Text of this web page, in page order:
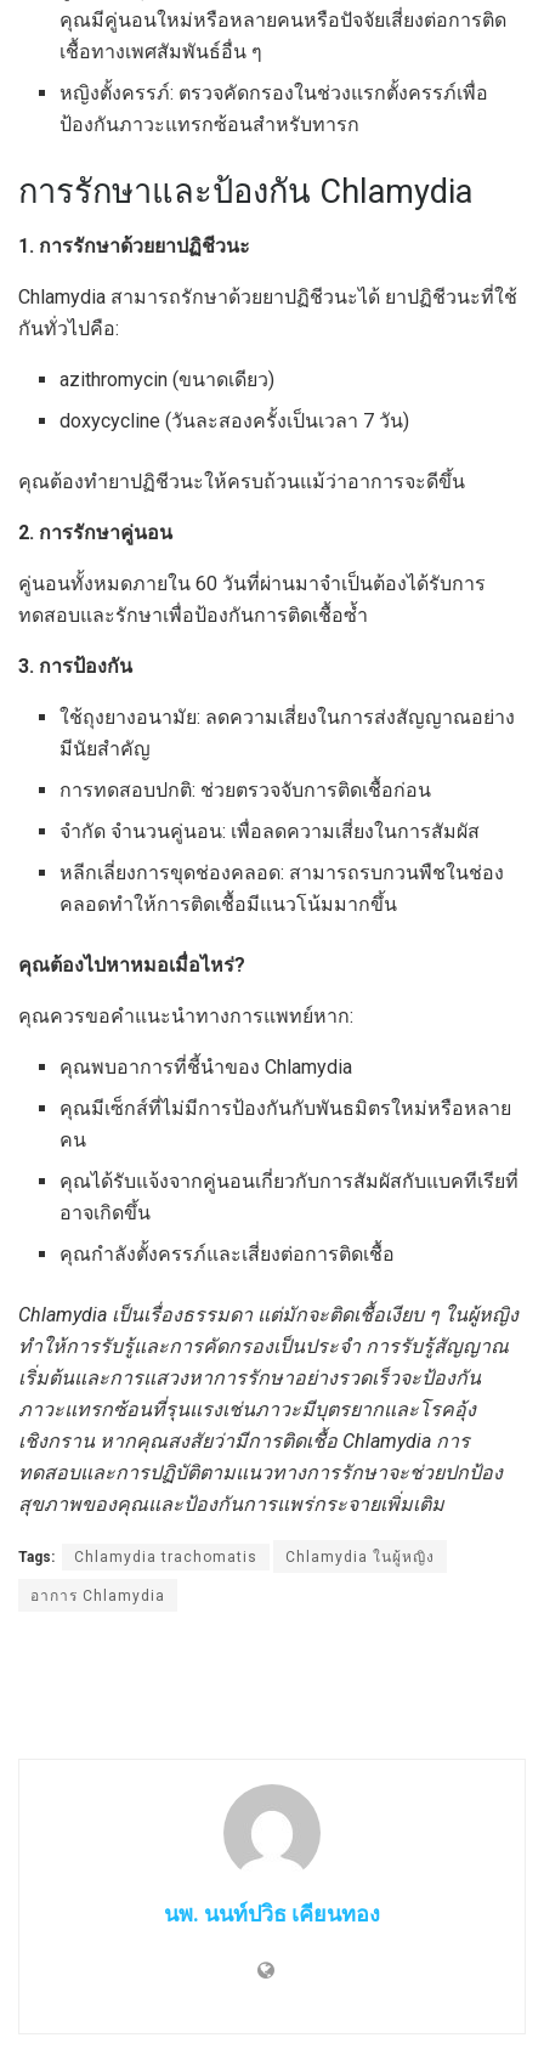
คุณมีคู่นอนใหม่หรือหลายคนหรือปัจจัยเสี่ยงต่อการติด
เชื้อทางเพศสัมพันธ์อื่น ๆ
หญิงตั้งครรภ์: ตรวจคัดกรองในช่วงแรกตั้งครรภ์เพื่อ
ป้องกันภาวะแทรกซ้อนสำหรับทารก
การรักษาและป้องกัน Chlamydia
1. การรักษาด้วยยาปฏิชีวนะ
Chlamydia สามารถรักษาด้วยยาปฏิชีวนะได้ ยาปฏิชีวนะที่ใช้
กันทั่วไปคือ:
azithromycin (ขนาดเดียว)
doxycycline (วันละสองครั้งเป็นเวลา 7 วัน)
คุณต้องทำยาปฏิชีวนะให้ครบถ้วนแม้ว่าอาการจะดีขึ้น
2. การรักษาคู่นอน
คู่นอนทั้งหมดภายใน 60 วันที่ผ่านมาจำเป็นต้องได้รับการ
ทดสอบและรักษาเพื่อป้องกันการติดเชื้อซ้ำ
3. การป้องกัน
ใช้ถุงยางอนามัย: ลดความเสี่ยงในการส่งสัญญาณอย่าง
มีนัยสำคัญ
การทดสอบปกติ: ช่วยตรวจจับการติดเชื้อก่อน
จำกัด จำนวนคู่นอน: เพื่อลดความเสี่ยงในการสัมผัส
หลีกเลี่ยงการขุดช่องคลอด: สามารถรบกวนพืชในช่อง
คลอดทำให้การติดเชื้อมีแนวโน้มมากขึ้น
คุณต้องไปหาหมอเมื่อไหร่?
คุณควรขอคำแนะนำทางการแพทย์หาก:
คุณพบอาการที่ชี้นำของ Chlamydia
คุณมีเซ็กส์ที่ไม่มีการป้องกันกับพันธมิตรใหม่หรือหลาย
คน
คุณได้รับแจ้งจากคู่นอนเกี่ยวกับการสัมผัสกับแบคทีเรียที่
อาจเกิดขึ้น
คุณกำลังตั้งครรภ์และเสี่ยงต่อการติดเชื้อ
Chlamydia เป็นเรื่องธรรมดา แต่มักจะติดเชื้อเงียบ ๆ ในผู้หญิง
ทำให้การรับรู้และการคัดกรองเป็นประจำ การรับรู้สัญญาณ
เริ่มต้นและการแสวงหาการรักษาอย่างรวดเร็วจะป้องกัน
ภาวะแทรกซ้อนที่รุนแรงเช่นภาวะมีบุตรยากและโรคอุ้ง
เชิงกราน หากคุณสงสัยว่ามีการติดเชื้อ Chlamydia การ
ทดสอบและการปฏิบัติตามแนวทางการรักษาจะช่วยปกป้อง
สุขภาพของคุณและป้องกันการแพร่กระจายเพิ่มเติม
Tags: Chlamydia trachomatis Chlamydia ในผู้หญิง
อาการ Chlamydia
นพ. นนท์ปวิธ เคียนทอง